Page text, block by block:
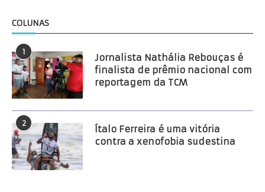
COLUNAS
1
Jornalista Nathália Rebouças é
finalista de prêmio nacional com
reportagem da TCM
2
Ítalo Ferreira é uma vitória
contra a xenofobia sudestina